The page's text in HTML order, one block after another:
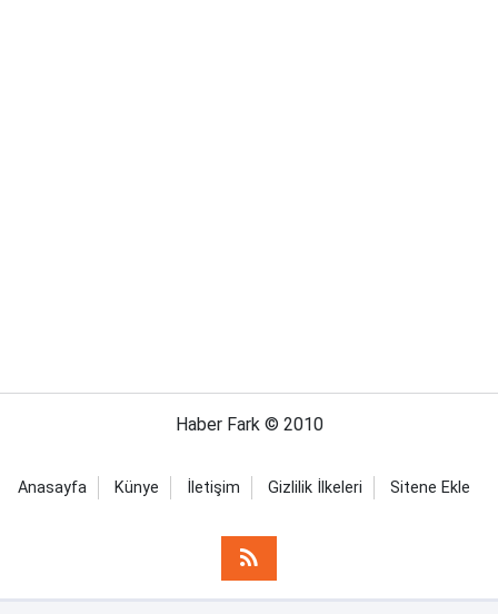
Haber Fark © 2010
Anasayfa Künye İletişim Gizlilik İlkeleri Sitene Ekle